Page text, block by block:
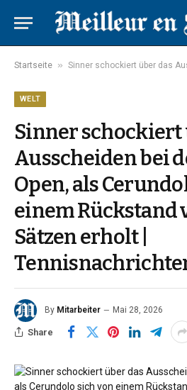
Startseite » Sinner schockiert über das Ausscheiden bei den French Open, als
WELT
Sinner schockiert
Ausscheiden bei
Open, als
einem Rückstand
Sätzen erholt |
By Mitarbeiter Mai 28, 2026
Share